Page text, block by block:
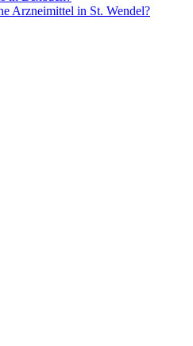
Arzneimittel in St. Wendel?